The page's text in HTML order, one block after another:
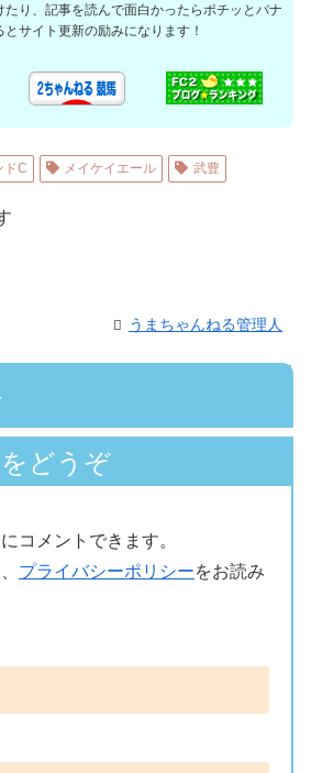
り、記事を読んで面白かったらポチッとバナ
サイト更新の励みになります！
ドC メイケイエール 武豊
うまちゃんねる管理人
どうぞ
コメントできます。
プライバシーポリシーをお読み